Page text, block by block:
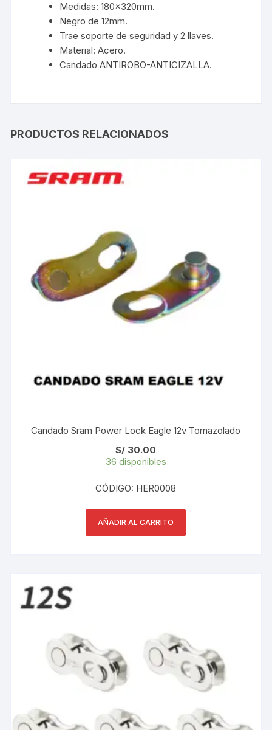
Medidas: 180x320mm.
Negro de 12mm.
Trae soporte de seguridad y 2 llaves.
Material: Acero.
Candado ANTIROBO-ANTICIZALLA.
PRODUCTOS RELACIONADOS
Candado Sram Power Lock Eagle 12v Tornazolado
S/ 30.00
36 disponibles
CÓDIGO: HER0008
AÑADIR AL CARRITO